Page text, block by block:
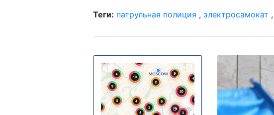
Теги: патрульная полиция , электросамокат ,